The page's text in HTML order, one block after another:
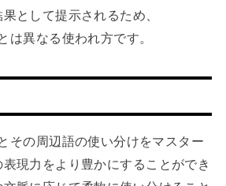
として提示されるため、
は異なる使われ方です。
その周辺語の使い分けをマスター
現力をより豊かにすることができ